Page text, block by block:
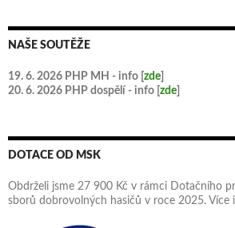
NAŠE SOUTĚŽE
19. 6. 2026 PHP MH - info [ zde
20. 6. 2026 PHP dospělí - info [ zde
DOTACE OD MSK
Obdrželi jsme 27 900 Kč v rámci Dotačního
sborů dobrovolných hasičů v roce 2025. Více